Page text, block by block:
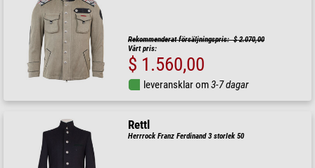
Rekommenderat försäljningspris: $ 2.070,00
Vårt pris:
$ 1.560,00
leveransklar om3-7 dagar
Rettl
Herrrock Franz Ferdinand 3 storlek 50